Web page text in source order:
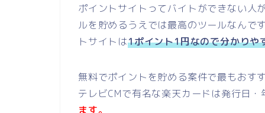
ポイントサイトってバイトができない人
ルを貯めるうえでは最高のツールなんで
トサイトは1ポイント1円なので分かりや
無料でポイントを貯める案件で最もおす
テレビCMで有名な楽天カードは発行日
ます。